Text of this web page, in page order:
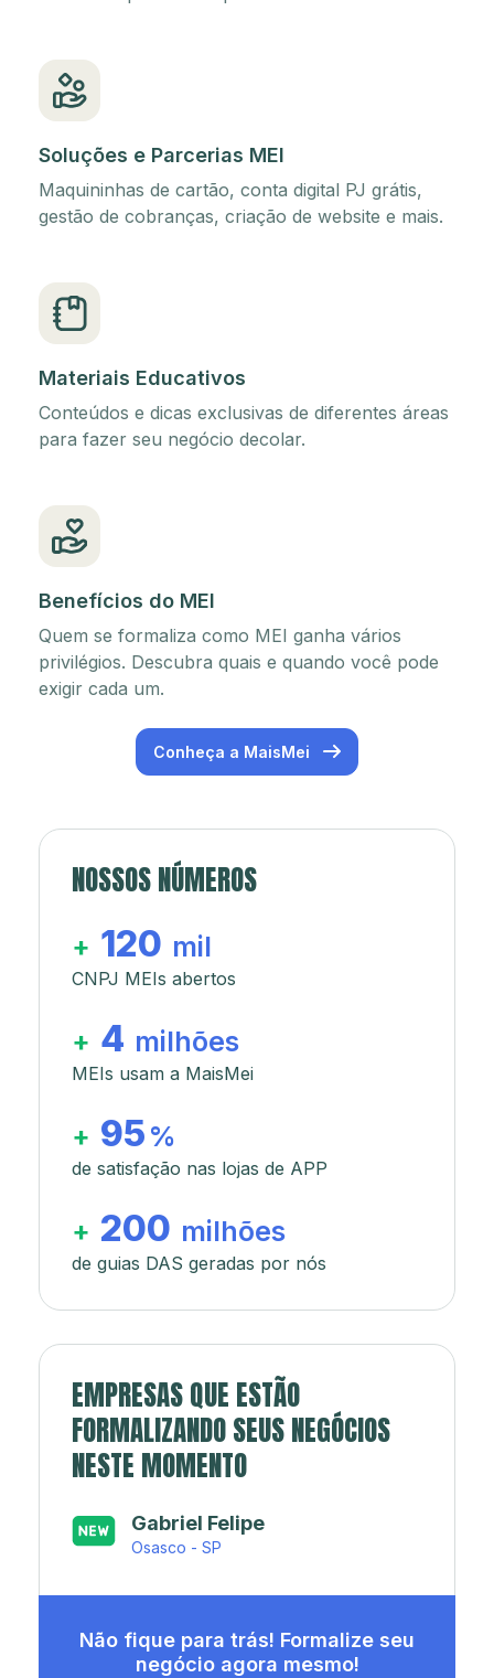
Soluções e Parcerias MEI
Maquininhas de cartão, conta digital PJ grátis,
gestão de cobranças, criação de website e mais.
Materiais Educativos
Conteúdos e dicas exclusivas de diferentes áreas
para fazer seu negócio decolar.
Benefícios do MEI
Quem se formaliza como MEI ganha vários
privilégios. Descubra quais e quando você pode
exigir cada um.
Conheça a MaisMei
NOSSOS NÚMEROS
+ 120 mil
CNPJ MEIs abertos
+ 4 milhões
MEIs usam a MaisMei
+ 95 %
de satisfação nas lojas de APP
+ 200 milhões
de guias DAS geradas por nós
EMPRESAS QUE ESTÃO
FORMALIZANDO SEUS NEGÓCIOS
NESTE MOMENTO
Japa’s açaí e sorveteria
Rio de Janeiro - RJ
Não fique para trás! Formalize seu
negócio agora mesmo!